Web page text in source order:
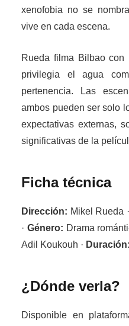
xenofobia no se
vive en cada escena.
Rueda filma Bilbao con
privilegia el agua
pertenencia. Las
ambos pueden ser solo
expectativas externas,
significativas de la
Ficha técnica
Dirección: Mikel Rueda ·
· Género: Drama
Adil Koukouh · Duración:
¿Dónde verla?
Disponible en